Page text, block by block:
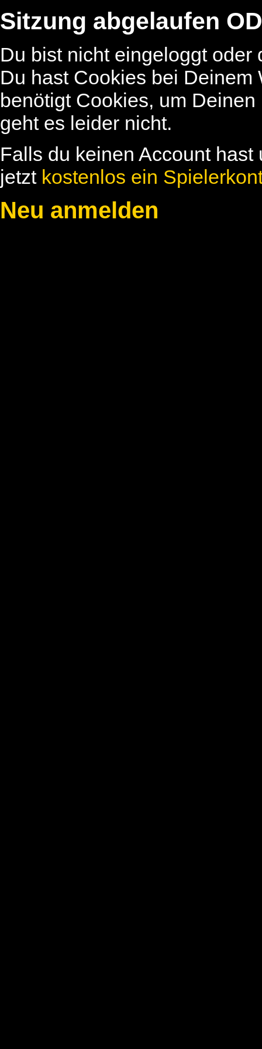
Sitzung abgelaufen
Du bist nicht eingeloggt
Du hast Cookies bei
benötigt Cookies, um
geht es leider nicht.
Falls du keinen Account
jetzt kostenlos ein
Neu anmelden